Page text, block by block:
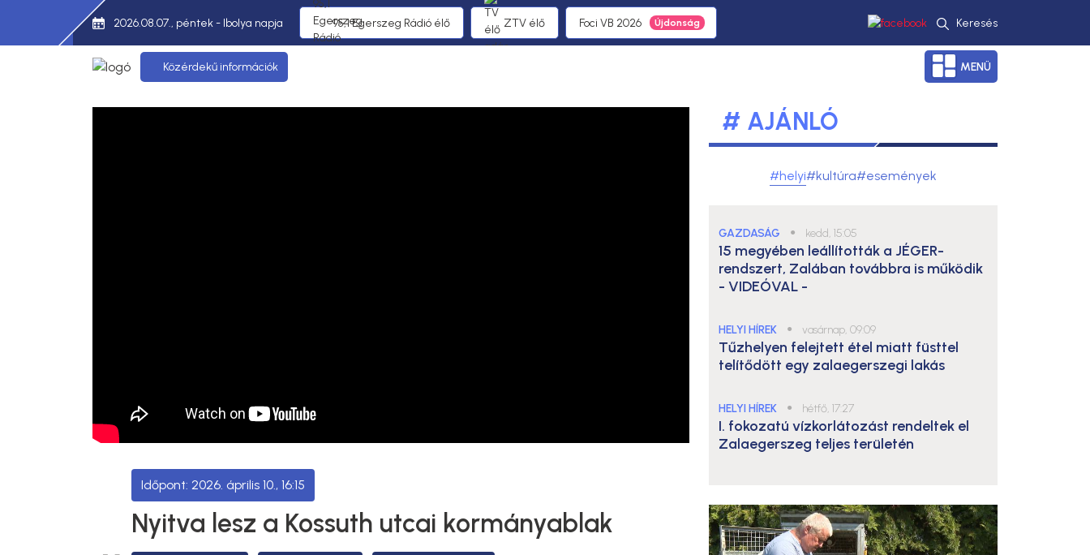
2026.08.07., péntek - Ibolya napja 95,1 Egerszeg Rádió élő ZTV élő Foci VB 2026 Keresés
Közérdekű információk MENÜ
2026. április 10., 16:15
Nyitva lesz a Kossuth utcai kormányablak
# AJÁNLÓ
#helyi#kultúra#események
GAZDASÁG ● kedd, 15:05
15 megyében leállították a JÉGER-
rendszert, Zalában továbbra is működik
- VIDEÓVAL -
HELYI HÍREK ● vasárnap, 09:09
Tűzhelyen felejtett étel miatt füsttel
telítődött egy zalaegerszegi lakás
HELYI HÍREK ● hétfő, 17:27
I. fokozatú vízkorlátozást rendeltek el
Zalaegerszeg teljes területén